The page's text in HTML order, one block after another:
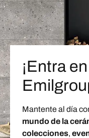
¡Entra
Mantente al día
mundo de la
colecciones,